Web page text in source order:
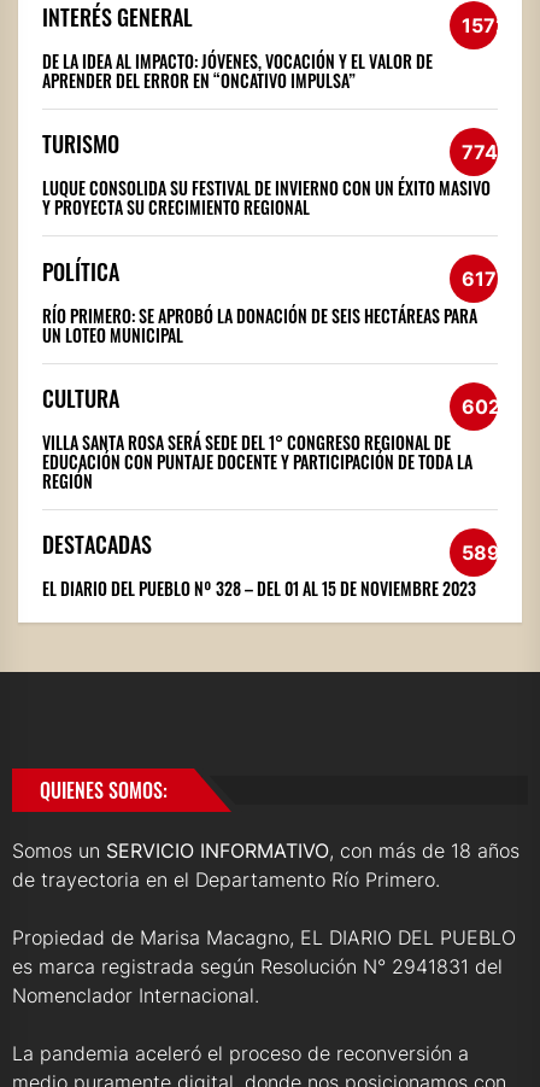
INTERÉS GENERAL 1572
DE LA IDEA AL IMPACTO: JÓVENES, VOCACIÓN Y EL VALOR DE
APRENDER DEL ERROR EN “ONCATIVO IMPULSA”
TURISMO 774
LUQUE CONSOLIDA SU FESTIVAL DE INVIERNO CON UN ÉXITO MASIVO
Y PROYECTA SU CRECIMIENTO REGIONAL
POLÍTICA 617
RÍO PRIMERO: SE APROBÓ LA DONACIÓN DE SEIS HECTÁREAS PARA
UN LOTEO MUNICIPAL
CULTURA 602
VILLA SANTA ROSA SERÁ SEDE DEL 1° CONGRESO REGIONAL DE
EDUCACIÓN CON PUNTAJE DOCENTE Y PARTICIPACIÓN DE TODA LA
REGIÓN
DESTACADAS 589
EL DIARIO DEL PUEBLO Nº 328 – DEL 01 AL 15 DE NOVIEMBRE 2023
QUIENES SOMOS:
Somos un SERVICIO INFORMATIVO, con más de 18 años
de trayectoria en el Departamento Río Primero.
Propiedad de Marisa Macagno, EL DIARIO DEL PUEBLO
es marca registrada según Resolución N° 2941831 del
Nomenclador Internacional.
La pandemia aceleró el proceso de reconversión a
medio puramente digital, donde nos posicionamos con